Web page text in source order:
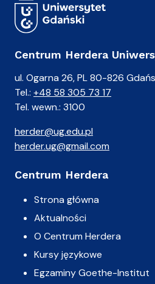
Centrum Herdera
ul. Ogarna 26, PL 80-826
Tel.: +48 58 305 73 17
Tel. wewn.: 3100
herder@ug.edu.pl
herder.ug@gmail.com
Centrum Herdera
Strona główna
Aktualności
O Centrum Herdera
Kursy językowe
Egzaminy Goethe-Institut